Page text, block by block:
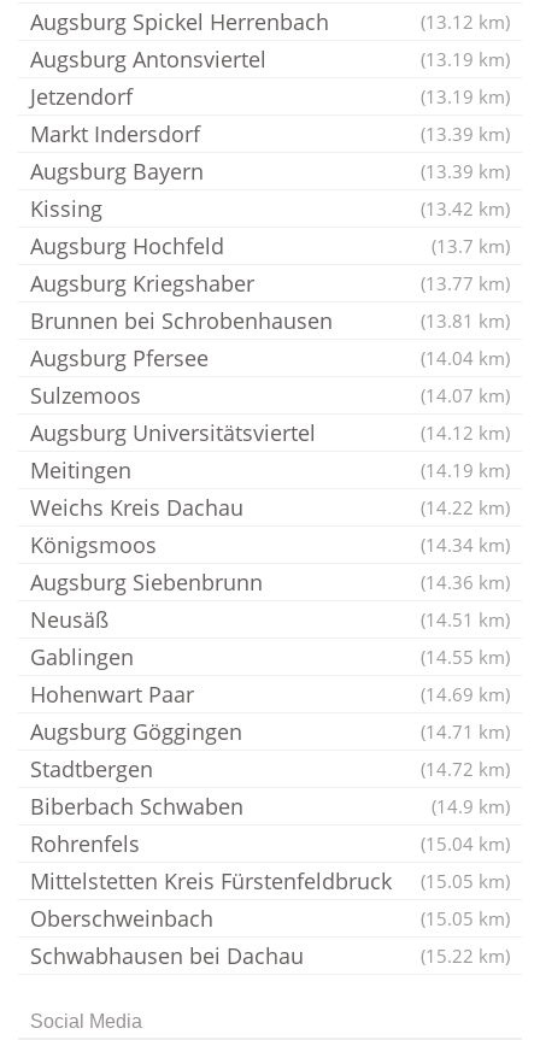
Augsburg Spickel Herrenbach (13.12 km)
Augsburg Antonsviertel (13.19 km)
Jetzendorf (13.19 km)
Markt Indersdorf (13.39 km)
Augsburg Bayern (13.39 km)
Kissing (13.42 km)
Augsburg Hochfeld (13.7 km)
Augsburg Kriegshaber (13.77 km)
Brunnen bei Schrobenhausen (13.81 km)
Augsburg Pfersee (14.04 km)
Sulzemoos (14.07 km)
Augsburg Universitätsviertel (14.12 km)
Meitingen (14.19 km)
Weichs Kreis Dachau (14.22 km)
Königsmoos (14.34 km)
Augsburg Siebenbrunn (14.36 km)
Neusäß (14.51 km)
Gablingen (14.55 km)
Hohenwart Paar (14.69 km)
Augsburg Göggingen (14.71 km)
Stadtbergen (14.72 km)
Biberbach Schwaben (14.9 km)
Rohrenfels (15.04 km)
Mittelstetten Kreis Fürstenfeldbruck (15.05 km)
Oberschweinbach (15.05 km)
Schwabhausen bei Dachau (15.22 km)
Social Media